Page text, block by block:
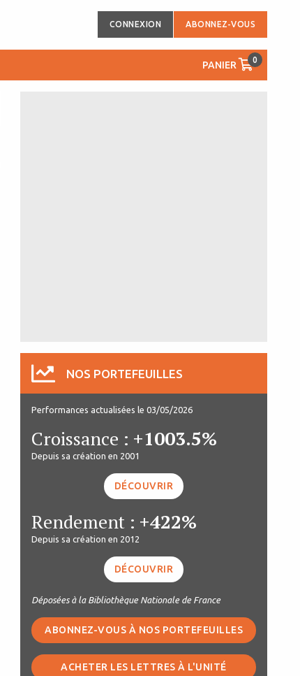
CONNEXION ABONNEZ-VOUS
PANIER 0
NOS PORTEFEUILLES
Performances actualisées le 03/05/2026
Croissance : +1003.5%
Depuis sa création en 2001
DÉCOUVRIR
Rendement : +422%
Depuis sa création en 2012
DÉCOUVRIR
Déposées à la Bibliothèque Nationale de France
ABONNEZ-VOUS À NOS PORTEFEUILLES
ACHETER LES LETTRES À L'UNITÉ